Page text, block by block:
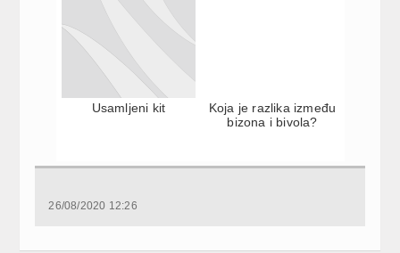
Usamljeni kit
Koja je razlika između
bizona i bivola?
26/08/2020 12:26